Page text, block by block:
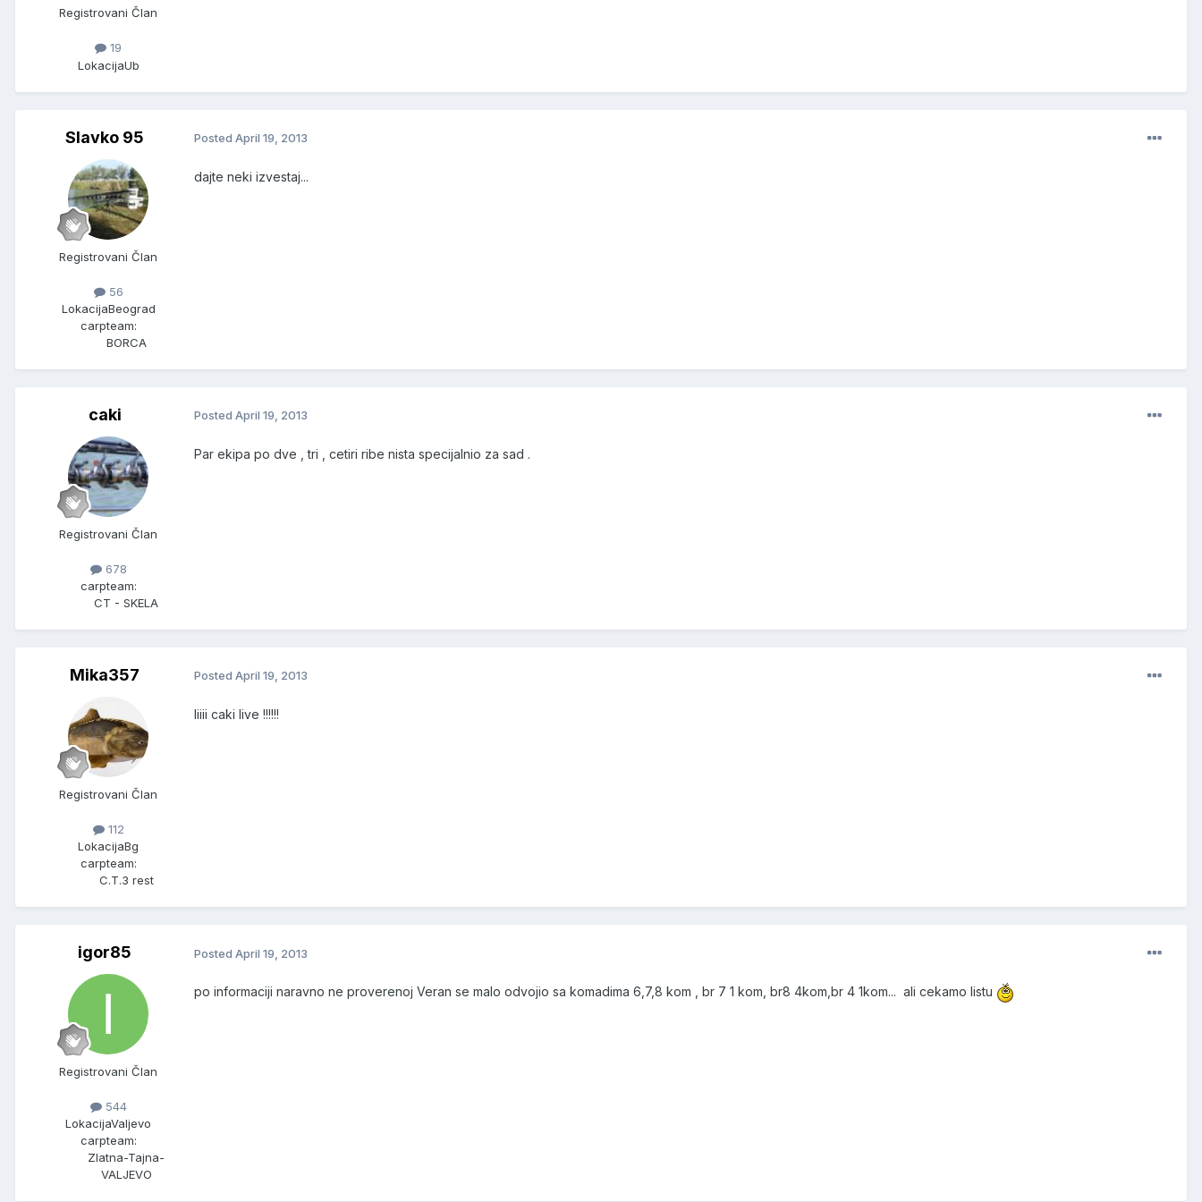
Registrovani Član
19
LokacijaUb
Slavko 95
Registrovani Član
56
LokacijaBeograd
carpteam:
BORCA
Posted April 19, 2013
dajte neki izvestaj...
caki
Registrovani Član
678
carpteam:
CT - SKELA
Posted April 19, 2013
Par ekipa po dve , tri , cetiri ribe nista specijalnio za sad .
Mika357
Registrovani Član
112
LokacijaBg
carpteam:
C.T.3 rest
Posted April 19, 2013
Iiiii caki live !!!!!!
igor85
Registrovani Član
544
LokacijaValjevo
carpteam:
Zlatna-Tajna-
VALJEVO
Posted April 19, 2013
po informaciji naravno ne proverenoj Veran se malo odvojio sa komadima 6,7,8 kom , br 7 1 kom, br8 4kom,br 4 1kom... ali cekamo listu